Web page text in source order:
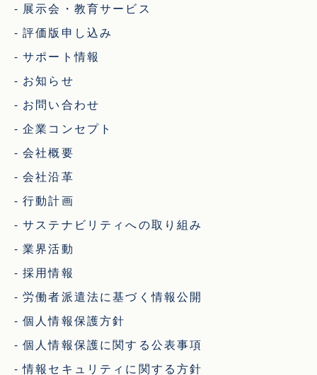
展示会・教育サービス
評価版申し込み
サポート情報
お知らせ
お問い合わせ
企業コンセプト
会社概要
会社沿革
行動計画
サステナビリティへの取り組み
業界活動
採用情報
労働者派遣法に基づく情報公開
個人情報保護方針
個人情報保護に関する公表事項
情報セキュリティに関する方針